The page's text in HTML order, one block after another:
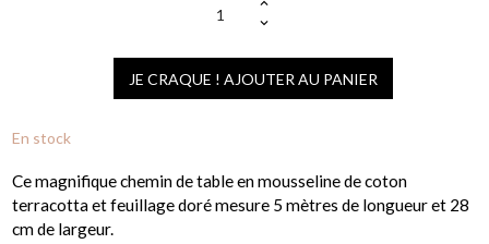
JE CRAQUE ! AJOUTER AU PANIER
En stock
Ce magnifique chemin de table en mousseline de coton
terracotta et feuillage doré mesure 5 mètres de longueur et 28
cm de largeur.